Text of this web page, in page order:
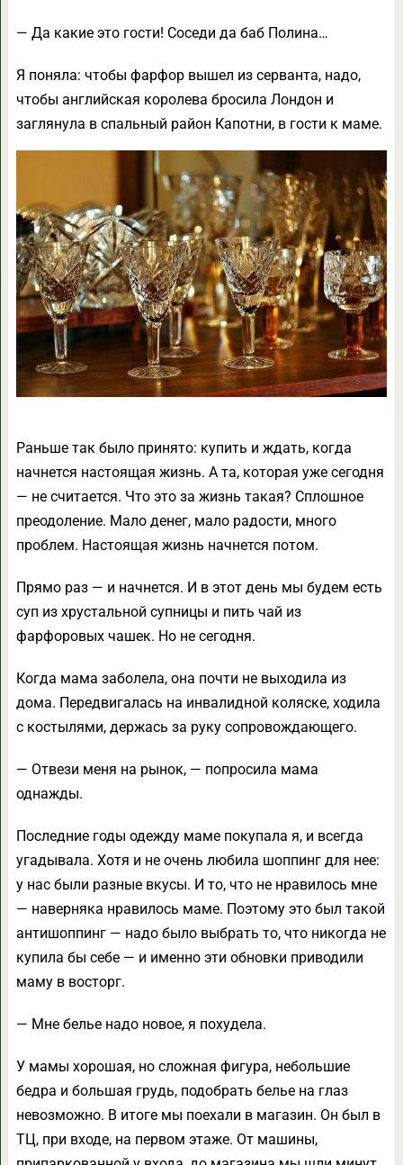
— Да какие это гости! Соседи да баб Полина…
Я поняла: чтобы фарфор вышел из серванта, надо,
чтобы английская королева бросила Лондон и
заглянула в спальный район Капотни, в гости к маме.
Раньше так было принято: купить и ждать, когда
начнется настоящая жизнь. А та, которая уже сегодня
— не считается. Что это за жизнь такая? Сплошное
преодоление. Мало денег, мало радости, много
проблем. Настоящая жизнь начнется потом.
Прямо раз — и начнется. И в этот день мы будем есть
суп из хрустальной супницы и пить чай из
фарфоровых чашек. Но не сегодня.
Когда мама заболела, она почти не выходила из
дома. Передвигалась на инвалидной коляске, ходила
с костылями, держась за руку сопровождающего.
— Отвези меня на рынок, — попросила мама
однажды.
Последние годы одежду маме покупала я, и всегда
угадывала. Хотя и не очень любила шоппинг для нее:
у нас были разные вкусы. И то, что не нравилось мне
— наверняка нравилось маме. Поэтому это был такой
антишоппинг — надо было выбрать то, что никогда не
купила бы себе — и именно эти обновки приводили
маму в восторг.
— Мне белье надо новое, я похудела.
У мамы хорошая, но сложная фигура, небольшие
бедра и большая грудь, подобрать белье на глаз
невозможно. В итоге мы поехали в магазин. Он был в
ТЦ, при входе, на первом этаже. От машины,